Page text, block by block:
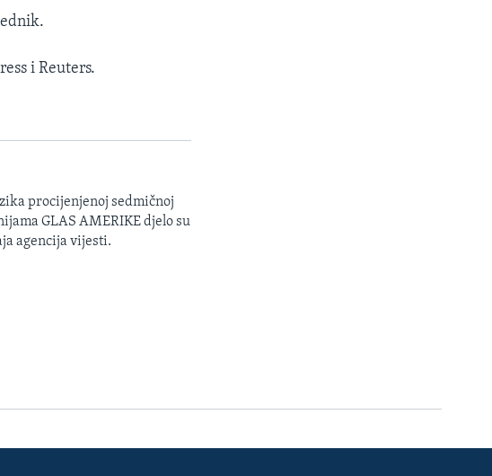
i Reuters.
procijenjenoj sedmičnoj
GLAS AMERIKE djelo su
agencija vijesti.